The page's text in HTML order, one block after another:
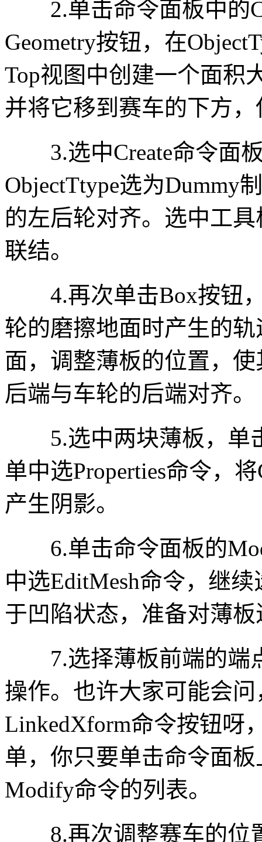
2.单击命令面板中的
Geometry按钮，在
Top视图中创建一个面积
并将它移到赛车的下方
3.选中Create命令面板
ObjectTtype选为Dummy
的左后轮对齐。选中工
联结。
4.再次单击Box按钮，
轮的磨擦地面时产生的
面，调整薄板的位置，
后端与车轮的后端对齐。
5.选中两块薄板，单
单中选Properties命令，
产生阴影。
6.单击命令面板的
中选EditMesh命令，继
于凹陷状态，准备对薄
7.选择薄板前端的端
操作。也许大家可能会
LinkedXform命令按钮呀
单，你只要单击命令面
Modify命令的列表。
8.再次调整赛车的位